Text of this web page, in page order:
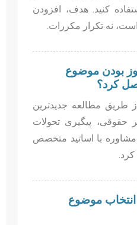
کنید. هدف، افزودن
نه تکرار مکررات.
بودن موضوع
کرد؟
طریق مطالعه جدیدترین
حقوقی، پیگیری تحولات
مشاوره با اساتید متخصص
انتخاب موضوع